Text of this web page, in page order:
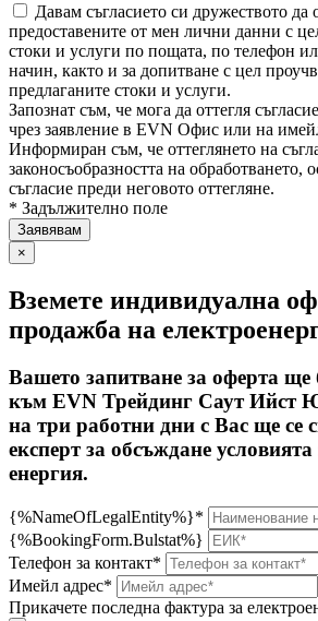
Давам съгласието си дружеството да
предоставените от мен лични данни с
стоки и услуги по пощата, по телефон
начин, както и за допитване с цел
предлаганите стоки и услуги.
Запознат съм, че мога да оттегля
чрез заявление в EVN Офис или на
Информиран съм, че оттеглянето на
законосъобразността на обработването,
съгласие преди неговото оттегляне.
* Задължително поле
×
Вземете индивидуална
продажба на
Вашето запитване за оферта ще
към EVN Трейдинг Саут Ийст
на три работни дни с Вас ще се
експерт за обсъждане
енергия.
{%NameOfLegalEntity%}*
{%BookingForm.Bulstat%}
Телефон за контакт*
Имейл адрес*
Прикачете последна фактура за